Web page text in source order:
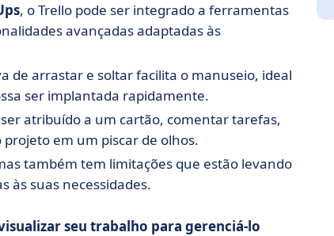
, o Trello pode ser integrado a ferramentas
avançadas adaptadas às
de arrastar e soltar facilita o manuseio, ideal
ser implantada rapidamente.
atribuído a um cartão, comentar tarefas,
em um piscar de olhos.
também tem limitações que estão levando
às suas necessidades.
seu trabalho para gerenciá-lo